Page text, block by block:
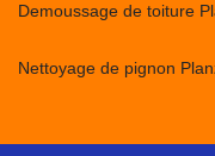
Demoussage de toiture
Nettoyage de pignon